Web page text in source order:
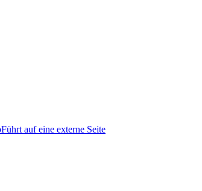
Führt auf eine externe Seite